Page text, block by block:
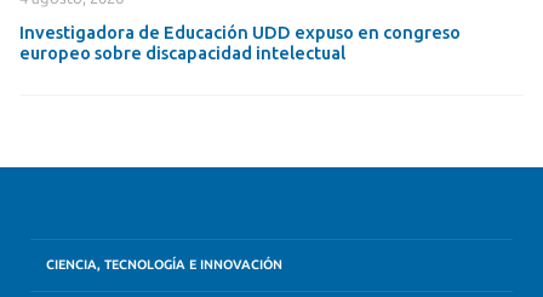
Investigadora de Educación UDD expuso en congreso
europeo sobre discapacidad intelectual
CIENCIA, TECNOLOGÍA E INNOVACIÓN